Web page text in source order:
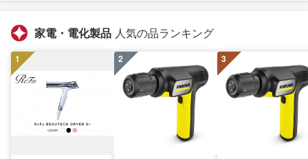
家電・電化製品 人気の品ランキング
1 2 3